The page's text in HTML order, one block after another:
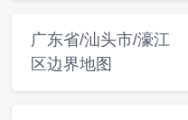
广东省/汕头市/濠江
区边界地图